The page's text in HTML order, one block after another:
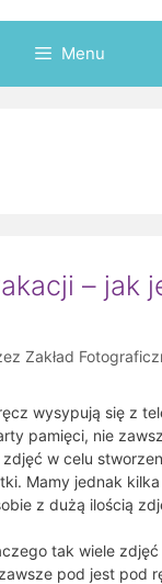
Menu
– jak
Zakład
wysypują się z
pamięci, nie
w celu
Mamy jednak
z dużą ilością
tak wiele
pod jest pod